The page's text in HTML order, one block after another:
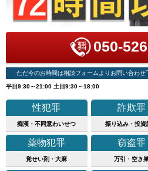
050-
ただ今のお時間は相談フォームよりお問い合わせ
平日9:30～21:00 土日9:30～18:00
性犯罪
痴漢・不同意わいせつ
詐欺罪
振り込み・投資
薬物犯罪
覚せい剤・大麻
窃盗罪
万引・空き